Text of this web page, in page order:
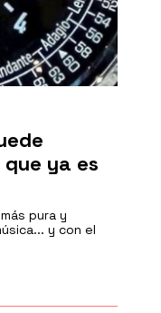
ya es
pura y
y con el